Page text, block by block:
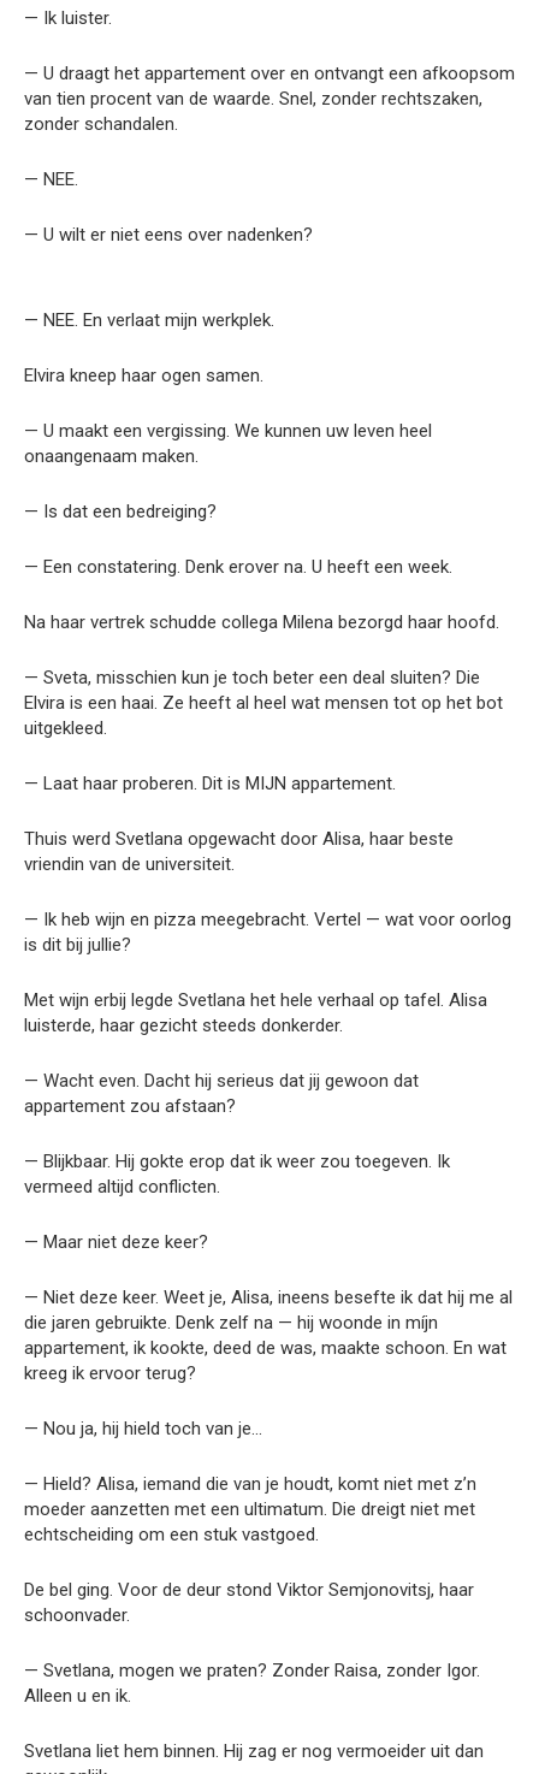
— Ik luister.
— U draagt het appartement over en ontvangt een afkoopsom
van tien procent van de waarde. Snel, zonder rechtszaken,
zonder schandalen.
— NEE.
— U wilt er niet eens over nadenken?
— NEE. En verlaat mijn werkplek.
Elvira kneep haar ogen samen.
— U maakt een vergissing. We kunnen uw leven heel
onaangenaam maken.
— Is dat een bedreiging?
— Een constatering. Denk erover na. U heeft een week.
Na haar vertrek schudde collega Milena bezorgd haar hoofd.
— Sveta, misschien kun je toch beter een deal sluiten? Die
Elvira is een haai. Ze heeft al heel wat mensen tot op het bot
uitgekleed.
— Laat haar proberen. Dit is MIJN appartement.
Thuis werd Svetlana opgewacht door Alisa, haar beste
vriendin van de universiteit.
— Ik heb wijn en pizza meegebracht. Vertel — wat voor oorlog
is dit bij jullie?
Met wijn erbij legde Svetlana het hele verhaal op tafel. Alisa
luisterde, haar gezicht steeds donkerder.
— Wacht even. Dacht hij serieus dat jij gewoon dat
appartement zou afstaan?
— Blijkbaar. Hij gokte erop dat ik weer zou toegeven. Ik
vermeed altijd conflicten.
— Maar niet deze keer?
— Niet deze keer. Weet je, Alisa, ineens besefte ik dat hij me al
die jaren gebruikte. Denk zelf na — hij woonde in míjn
appartement, ik kookte, deed de was, maakte schoon. En wat
kreeg ik ervoor terug?
— Nou ja, hij hield toch van je…
— Hield? Alisa, iemand die van je houdt, komt niet met z’n
moeder aanzetten met een ultimatum. Die dreigt niet met
echtscheiding om een stuk vastgoed.
De bel ging. Voor de deur stond Viktor Semjonovitsj, haar
schoonvader.
— Svetlana, mogen we praten? Zonder Raisa, zonder Igor.
Alleen u en ik.
Svetlana liet hem binnen. Hij zag er nog vermoeider uit dan